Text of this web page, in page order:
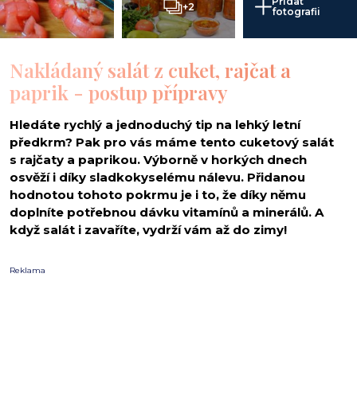
+2
fotografii
Nakládaný salát z cuket, rajčat a
paprik - postup přípravy
Hledáte rychlý a jednoduchý tip na lehký letní
předkrm? Pak pro vás máme tento cuketový salát
s rajčaty a paprikou. Výborně v horkých dnech
osvěží i díky sladkokyselému nálevu. Přidanou
hodnotou tohoto pokrmu je i to, že díky němu
doplníte potřebnou dávku vitamínů a minerálů. A
když salát i zavaříte, vydrží vám až do zimy!
Reklama